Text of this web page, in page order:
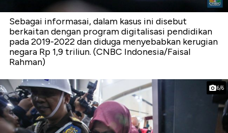
Sebagai informasai, dalam kasus ini disebut
berkaitan dengan program digitalisasi pendidikan
pada 2019-2022 dan diduga menyebabkan kerugian
negara Rp 1,9 triliun. (CNBC Indonesia/Faisal
Rahman)
6/6